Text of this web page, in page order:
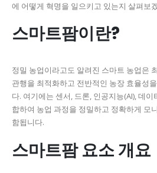
에 어떻게 혁명을 일으키고 있는지 살펴보
스마트팜이란?
정밀 농업이라고도 알려진 스마트 농업은
관행을 최적화하고 전반적인 농장 효율성
다. 여기에는 센서, 드론, 인공지능(AI), 데
합하여 농업 과정을 정밀하고 정확하게 모
함됩니다.
스마트팜 요소 개요